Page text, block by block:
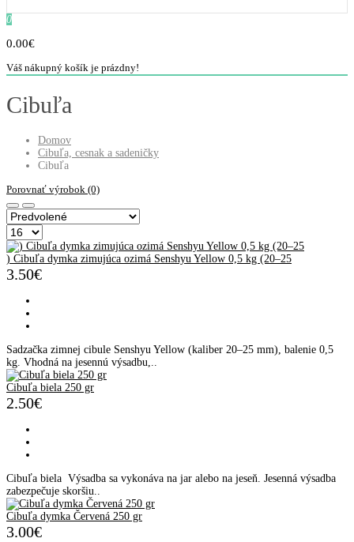
0
0.00€
Váš nákupný košík je prázdny!
Cibuľa
Domov
Cibuľa, cesnak a sadeničky
Cibuľa
Porovnať výrobok (0)
) Cibuľa dymka zimujúca ozimá Senshyu Yellow 0,5 kg (20–25
3.50€
Sadzačka zimnej cibule Senshyu Yellow (kaliber 20–25 mm), balenie 0,5
kg. Vhodná na jesennú výsadbu,..
Cibuľa biela 250 gr
2.50€
Cibuľa biela Výsadba sa vykonáva na jar alebo na jeseň. Jesenná výsadba
zabezpečuje skoršiu..
Cibuľa dymka Červená 250 gr
3.00€